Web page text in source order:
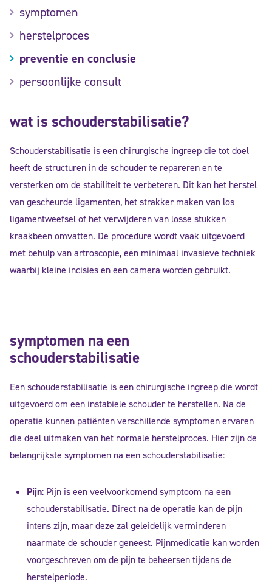
wat is schouderstabilisatie?
Schouderstabilisatie is een chirurgische ingreep die tot doel
heeft de structuren in de schouder te repareren en te
versterken om de stabiliteit te verbeteren. Dit kan het herstel
van gescheurde ligamenten, het strakker maken van los
ligamentweefsel of het verwijderen van losse stukken
kraakbeen omvatten. De procedure wordt vaak uitgevoerd
met behulp van artroscopie, een minimaal invasieve techniek
waarbij kleine incisies en een camera worden gebruikt.
symptomen na een
schouderstabilisatie
Een schouderstabilisatie is een chirurgische ingreep die wordt
uitgevoerd om een instabiele schouder te herstellen. Na de
operatie kunnen patiënten verschillende symptomen ervaren
die deel uitmaken van het normale herstelproces. Hier zijn de
belangrijkste symptomen na een schouderstabilisatie:
Pijn: Pijn is een veelvoorkomend symptoom na een
schouderstabilisatie. Direct na de operatie kan de pijn
intens zijn, maar deze zal geleidelijk verminderen
naarmate de schouder geneest. Pijnmedicatie kan worden
voorgeschreven om de pijn te beheersen tijdens de
herstelperiode.
symptomen
herstelproces
preventie en conclusie
persoonlijke consult